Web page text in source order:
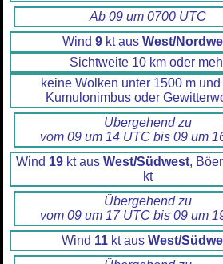
Ab 09 um 0700 UTC
Wind 9kt aus West/
Sichtweite 10 km oder
keine Wolken unter 1500 m
Kumulonimbus oder
Übergehend zu
vom 09 um 14 UTC bis 09 um
Wind 19kt aus West/Südwest,
kt
Übergehend zu
vom 09 um 17 UTC bis 09 um
Wind 11 kt aus West/